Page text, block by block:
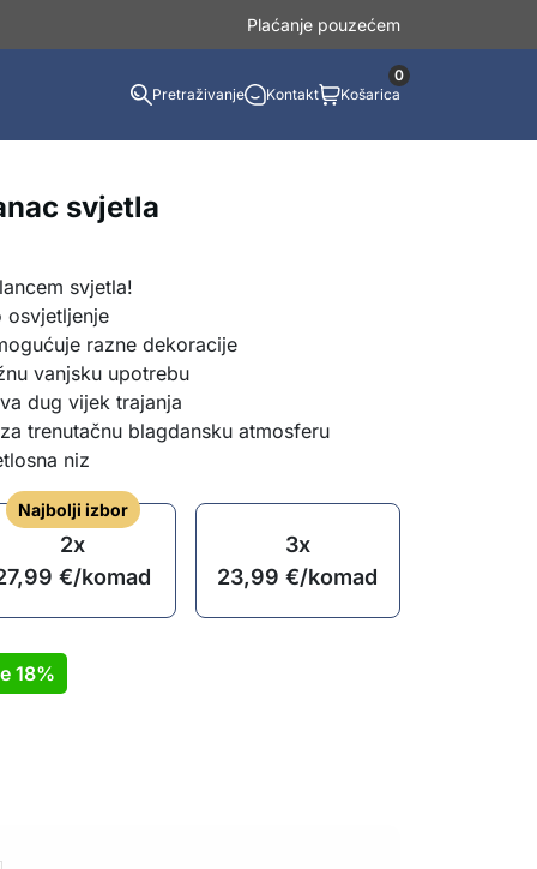
Plaćanje pouzećem
Pretraživanje Kontakt Košarica
0
svjetla
svjetla!
osvjetljenje
razne dekoracije
vanjsku upotrebu
dug vijek trajanja
trenutačnu blagdansku atmosferu
niz
Najbolji izbor
2x
€/komad
3x
23,99€/komad
18%